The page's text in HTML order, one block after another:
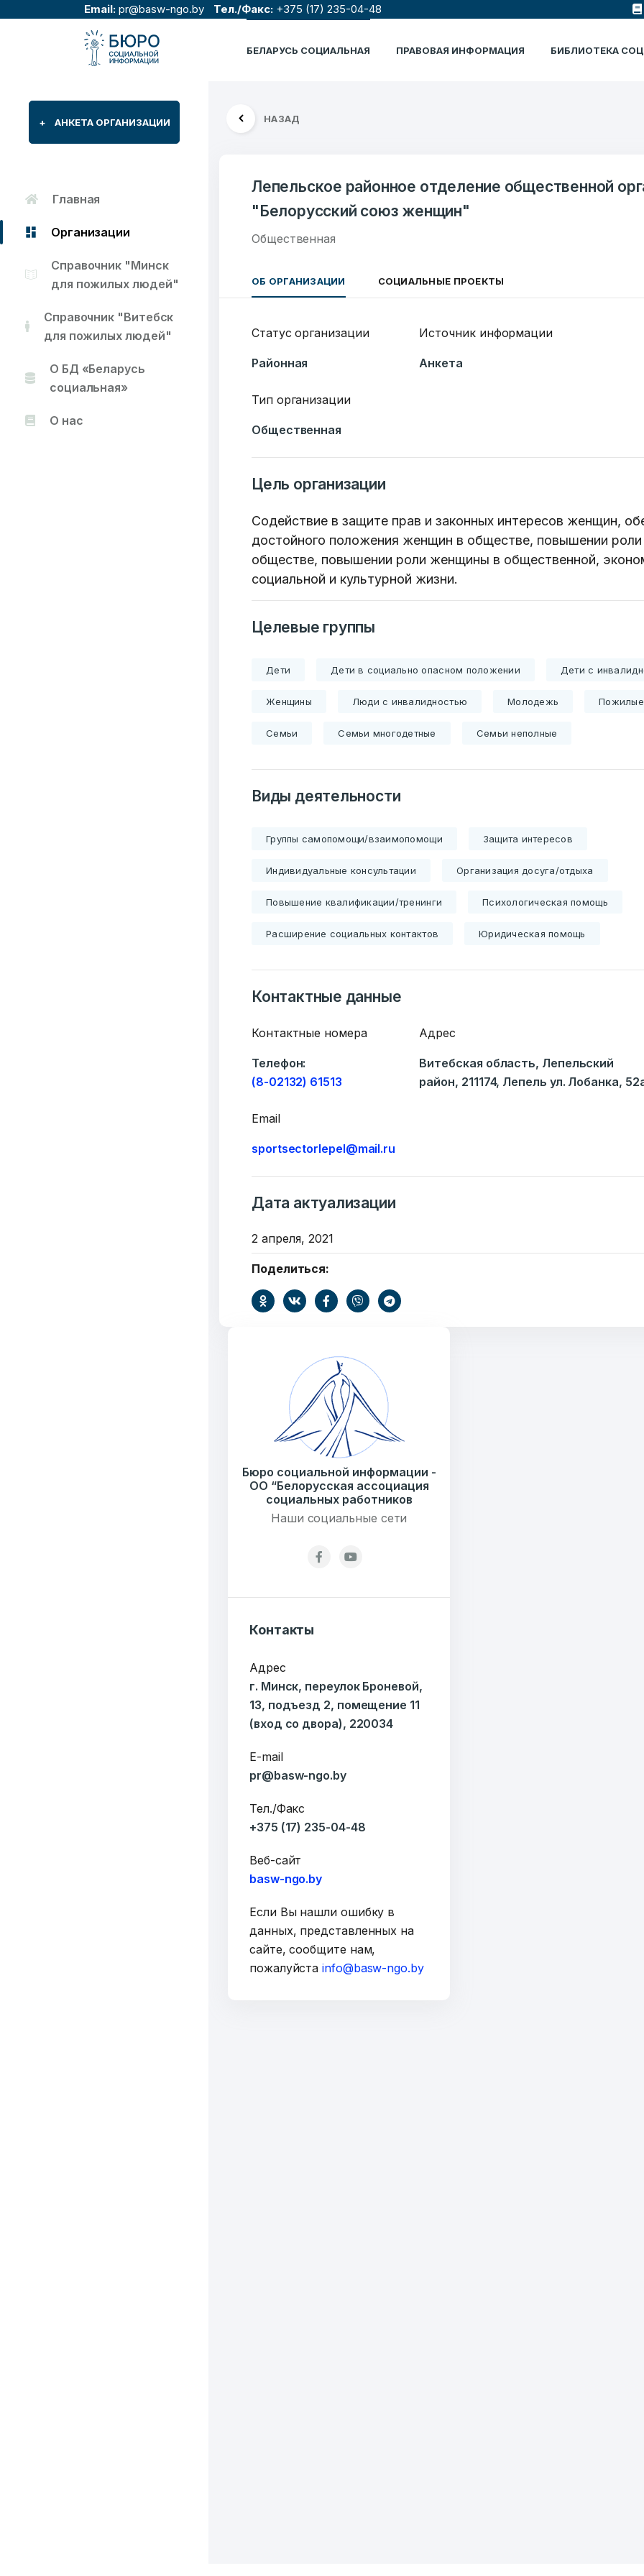
Email: pr@basw-ngo.by Тел./Факс: +375 (17) 235-04-48
БЕЛАРУСЬ СОЦИАЛЬНАЯ ПРАВОВАЯ ИНФОРМАЦИЯ БИБЛИОТЕКА
Добро
пожаловать
Бюро социальной информации
pr@basw-ngo.by
Подпишитесь:
12
Фондов
Ваше имя
+ АНКЕТА ОРГАНИЗАЦИИ
Главная
Организации
Справочник "Минск
для пожилых людей"
Справочник "Витебск
для пожилых людей"
О БД «Беларусь
социальная»
О нас
НАЗАД
Лепельское районное отделение общественной
"Белорусский союз женщин"
Общественная
ОБ ОРГАНИЗАЦИИ СОЦИАЛЬНЫЕ ПРОЕКТЫ
Статус организации
Районная
Тип организации
Общественная
Источник информации
Анкета
Цель организации
Содействие в защите прав и законных интересов женщин,
достойного положения женщин в обществе, повышении
обществе, повышении роли женщины в общественной,
социальной и культурной жизни.
Целевые группы
Дети Дети в социально опасном положении Дети с
Женщины Люди с инвалидностью Молодежь
Семьи Семьи многодетные Семьи неполные
Виды деятельности
Группы самопомощи/взаимопомощи Защита интересов
Индивидуальные консультации Организация досуга/отдыха
Повышение квалификации/тренинги Психологическая помощь
Расширение социальных контактов Юридическая помощь
Контактные данные
Контактные номера
Телефон:
(8-02132) 61513
Email
sportsectorlepel@mail.ru
Адрес
Витебская область, Лепельский
район, 211174, Лепель ул. Лобанка,
Дата актуализации
2 апреля, 2021
Поделиться:
Бюро социальной информации -
ОО “Белорусская ассоциация
социальных работников
Наши социальные сети
Контакты
Адрес
г. Минск, переулок Броневой,
13, подъезд 2, помещение 11
(вход со двора), 220034
E-mail
pr@basw-ngo.by
Тел./Факс
+375 (17) 235-04-48
Веб-сайт
basw-ngo.by
Если Вы нашли ошибку в
данных, представленных на
сайте, сообщите нам,
пожалуйстаinfo@basw-ngo.by